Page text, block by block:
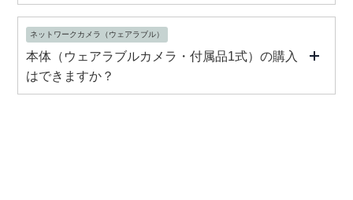
ネットワークカメラ（ウェアラブル）
本体（ウェアラブルカメラ・付属品1式）の購入
はできますか？